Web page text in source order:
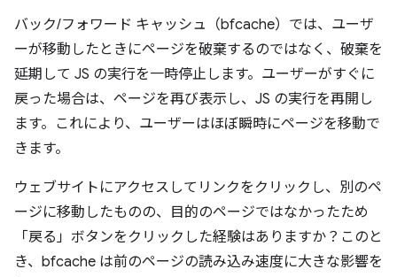
バック/フォワード キャッシュ（bfcache）では、ユーザ
ーが移動したときにページを破棄するのではなく、破棄を
延期して JS の実行を一時停止します。ユーザーがすぐに
戻った場合は、ページを再び表示し、JS の実行を再開し
ます。これにより、ユーザーはほぼ瞬時にページを移動で
きます。
ウェブサイトにアクセスしてリンクをクリックし、別のペ
ージに移動したものの、目的のページではなかったため
「戻る」ボタンをクリックした経験はありますか？このと
き、bfcache は前のページの読み込み速度に大きな影響を